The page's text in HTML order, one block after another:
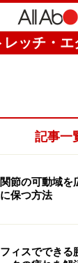
レッチ・
記事一
節の可動域を
保つ方法
ィスでできる